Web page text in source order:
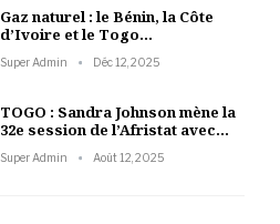
Gaz naturel : le Bénin, la Côte
d’Ivoire et le Togo…
Super Admin Déc 12, 2025
TOGO : Sandra Johnson mène la
32e session de l’Afristat avec…
Super Admin Août 12, 2025